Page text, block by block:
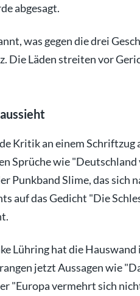
abgesagt.
was gegen die drei
Die Läden streiten vor
Kritik an einem Schriftzug
Sprüche wie
Punkband Slime, das sich
auf das Gedicht "Die
Lühring hat die
jetzt Aussagen wie
"Europa vermehrt sich